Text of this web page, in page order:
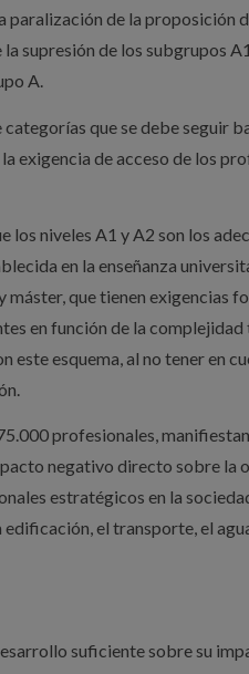
de la proposición
supresión de los subgrupos
A.
que se debe seguir
exigencia de acceso de los
los niveles A1 y A2 son los
en la enseñanza
que tienen exigencias
en función de la
este esquema, al no tener en
profesionales,
negativo directo sobre la
estratégicos en la
el transporte, el
suficiente sobre su